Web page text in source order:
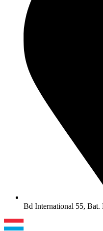
Bd International 55,